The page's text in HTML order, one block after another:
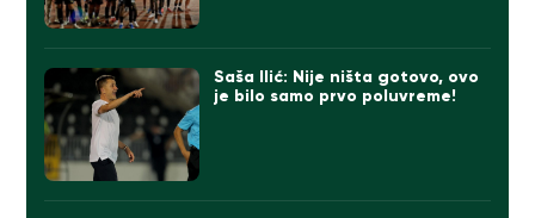
Saša Ilić: Nije ništa gotovo, ovo
je bilo samo prvo poluvreme!